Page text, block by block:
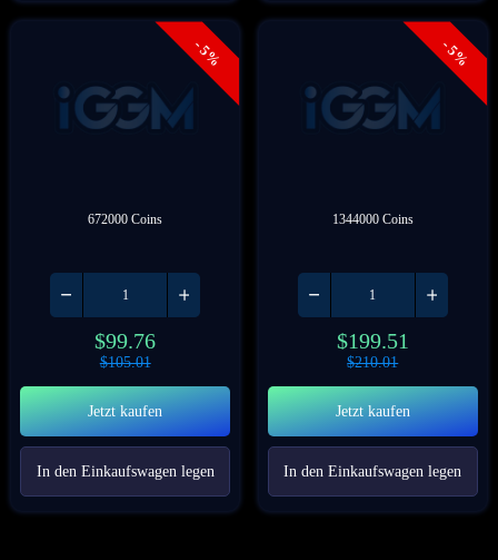
- 5%
672000 Coins
$99.76
$105.01
Jetzt kaufen
In den Einkaufswagen legen
- 5%
1344000 Coins
$199.51
$210.01
Jetzt kaufen
In den Einkaufswagen legen